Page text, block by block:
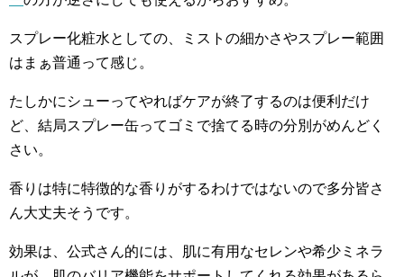
スプレー化粧水としての、ミストの細かさやスプレー範囲
はまぁ普通って感じ。
たしかにシューってやればケアが終了するのは便利だけ
ど、結局スプレー缶ってゴミで捨てる時の分別がめんどく
さい。
香りは特に特徴的な香りがするわけではないので多分皆さ
ん大丈夫そうです。
効果は、公式さん的には、肌に有用なセレンや希少ミネラ